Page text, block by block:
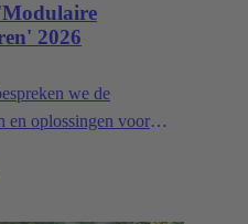
2026
we de
en oplossingen voor